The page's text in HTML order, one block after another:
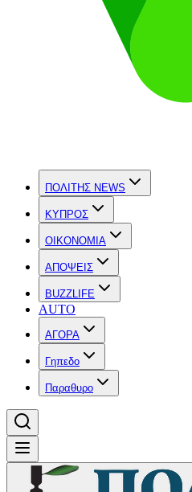
ΠΟΛΙΤΗΣ NEWS
ΚΥΠΡΟΣ
OIKONOMIA
ΑΠΟΨΕΙΣ
BUZZLIFE
AUTO
ΑΓΟΡΑ
Γηπεδο
Παραθυρο